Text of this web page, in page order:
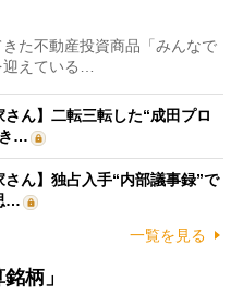
た不動産投資商品「みんなで
えている…
さん】二転三転した“成田プロ
き…
さん】独占入手“内部議事録”で
…
一覧を見る
柄」